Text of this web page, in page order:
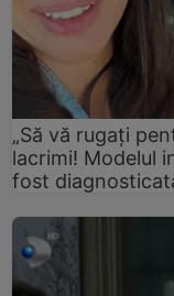
„Să vă rugați
lacrimi! Modelul
fost